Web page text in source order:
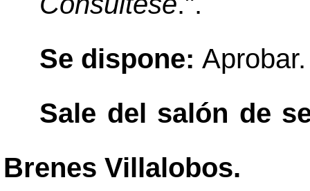
Se dispone: Aprobar.
Sale del salón de
Brenes Villalobos.